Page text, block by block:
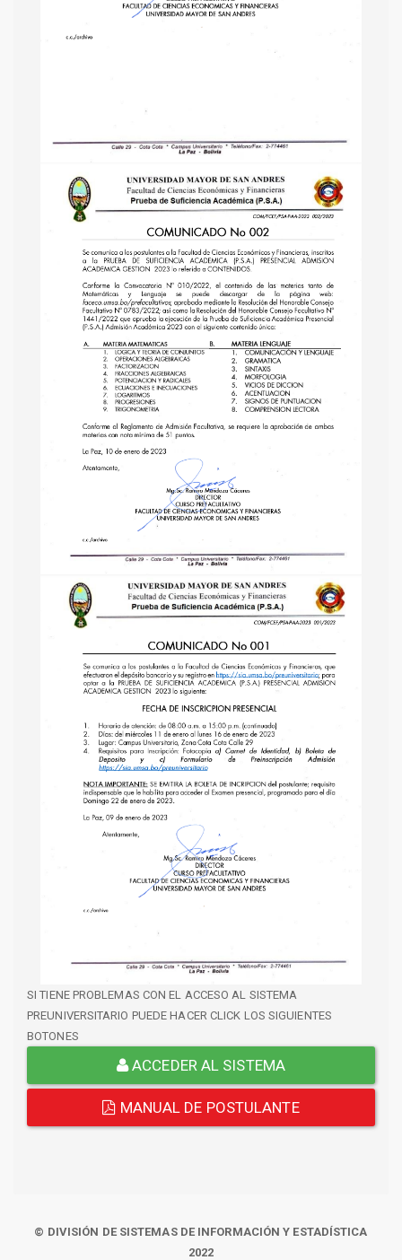
SI TIENE PROBLEMAS CON EL ACCESO AL SISTEMA
PREUNIVERSITARIO PUEDE HACER CLICK LOS SIGUIENTES
BOTONES
ACCEDER AL SISTEMA
MANUAL DE POSTULANTE
© DIVISIÓN DE SISTEMAS DE INFORMACIÓN Y ESTADÍSTICA
2022